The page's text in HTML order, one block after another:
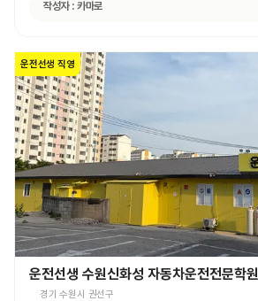
작성자 : 카마로
운전선생 직영
운전선생 수원신화성 자동차운전전문학원
경기 수원시 권선구